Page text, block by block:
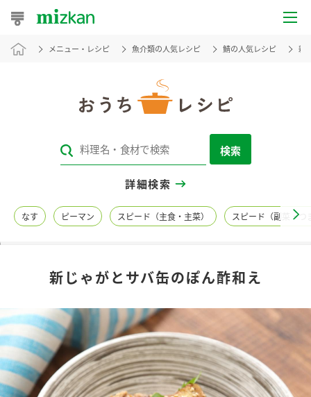
おうちレシピ
レシピカテゴリ一覧
レシピ名特集
商品情報
商品カテゴリ
酢 調味酢
新商品一覧
キャンペーン情報
メニュー・レシピ 魚介類の人気レシピ 鯖の人気レシピ 新
検索
詳細検索
なす ピーマン スピード（主食・主菜） スピード（副菜・つ
新じゃがとサバ缶のぽん酢和え